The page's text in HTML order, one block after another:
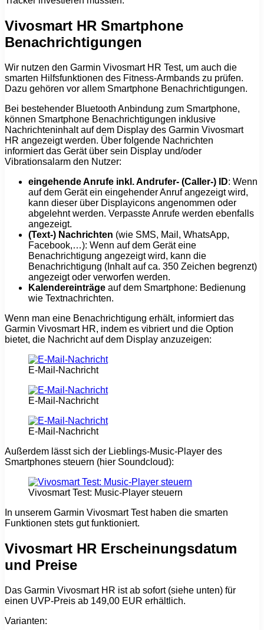
Vivosmart HR Smartphone
Benachrichtigungen
Wir nutzen den Garmin Vivosmart HR Test, um auch die
smarten Hilfsfunktionen des Fitness-Armbands zu prüfen.
Dazu gehören vor allem Smartphone Benachrichtigungen.
Bei bestehender Bluetooth Anbindung zum Smartphone,
können Smartphone Benachrichtigungen inklusive
Nachrichteninhalt auf dem Display des Garmin Vivosmart
HR angezeigt werden. Über folgende Nachrichten
informiert das Gerät über sein Display und/oder
Vibrationsalarm den Nutzer:
eingehende Anrufe inkl. Andrufer- (Caller-) ID: Wenn
auf dem Gerät ein eingehender Anruf angezeigt wird,
kann dieser über Displayicons angenommen oder
abgelehnt werden. Verpasste Anrufe werden ebenfalls
angezeigt.
(Text-) Nachrichten (wie SMS, Mail, WhatsApp,
Facebook,…): Wenn auf dem Gerät eine
Benachrichtigung angezeigt wird, kann die
Benachrichtigung (Inhalt auf ca. 350 Zeichen begrenzt)
angezeigt oder verworfen werden.
Kalendereinträge auf dem Smartphone: Bedienung
wie Textnachrichten.
Wenn man eine Benachrichtigung erhält, informiert das
Garmin Vivosmart HR, indem es vibriert und die Option
bietet, die Nachricht auf dem Display anzuzeigen:
E-Mail-Nachricht
E-Mail-Nachricht
E-Mail-Nachricht
Außerdem lässt sich der Lieblings-Music-Player des
Smartphones steuern (hier Soundcloud):
Vivosmart Test: Music-Player steuern
In unserem Garmin Vivosmart Test haben die smarten
Funktionen stets gut funktioniert.
Vivosmart HR Erscheinungsdatum
und Preise
Das Garmin Vivosmart HR ist ab sofort (siehe unten) für
einen UVP-Preis ab 149,00 EUR erhältlich.
Varianten: